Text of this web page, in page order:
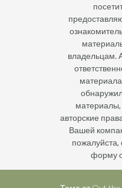
владельцам.
авторские
Вашей
форму